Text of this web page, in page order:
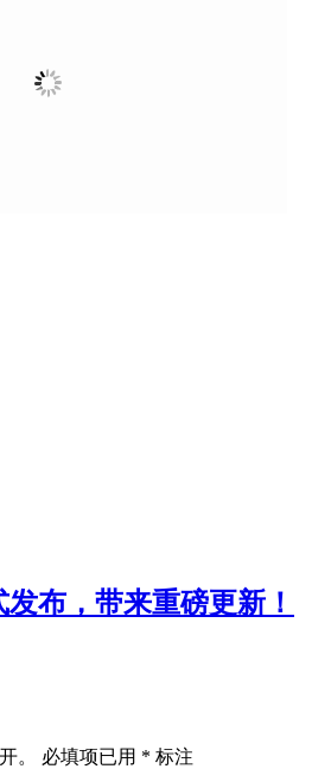
发布，带来重磅更新！
。 必填项已用 * 标注